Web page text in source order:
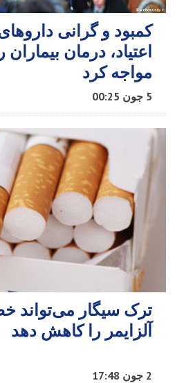
کمبود و گرانی
اعتیاد، درمان بیماران
مواجه کرد
5 جون 00:25
ترک سیگار می‌تواند
آلزایمر را کاهش دهد
2 جون 17:48